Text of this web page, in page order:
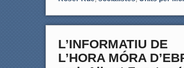
L’INFORMATIU DE
L’HORA MÓRA